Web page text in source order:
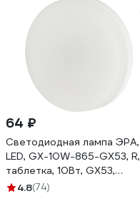
64 ₽
Cветодиодная лампа ЭРА,
LED, GX-10W-865-GX53, R,
таблетка, 10Вт, GX53,
холодный Б0045328
4.8(74)